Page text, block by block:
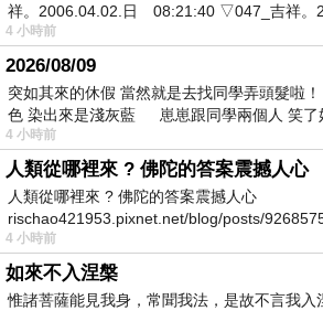
祥。2006.04.02.日 08:21:40 ▽047_吉祥
4 小時前
2026/08/09
突如其來的休假 當然就是去找同學弄頭髮
色 染出來是淺灰藍 崽崽跟同學兩個人 笑
4 小時前
人類從哪裡來 ? 佛陀的答案震撼人心
人類從哪裡來 ? 佛陀的答案震撼人心
rischao421953.pixnet.net/blog/posts/
4 小時前
如來不入涅槃
惟諸菩薩能見我身，常聞我法，是故不言我